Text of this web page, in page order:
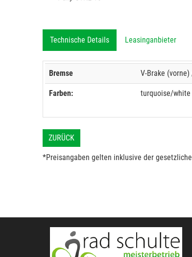
Technische Details Leasinganbieter
Bremse V-Brake
Farben: turquoise/white
ZURÜCK
*Preisangaben gelten inklusive der